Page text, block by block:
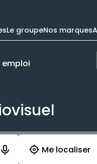
Le groupeNos marques
emploi
avant
Me localiser